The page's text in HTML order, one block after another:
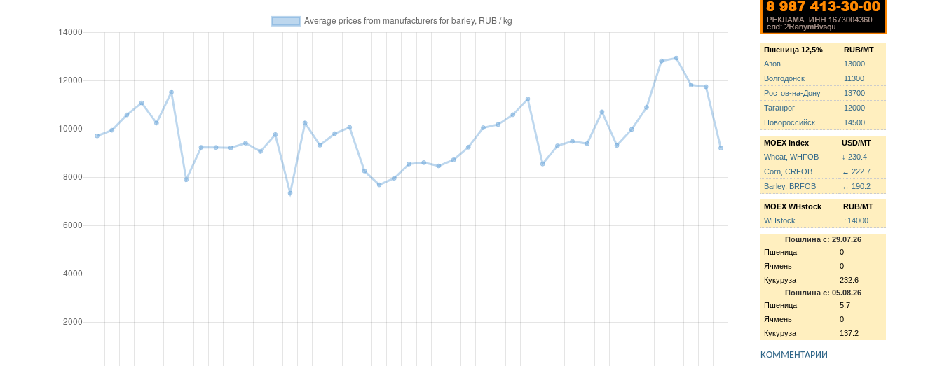
Пшеница 12,5%
RUB/MT
Азов
13000
Волгодонск
11300
Ростов-на-Дону
13700
Таганрог
12000
Новороссийск
14500
MOEX Index
USD/MT
Wheat, WHFOB
↓ 230.4
Corn, CRFOB
↔ 222.7
Barley, BRFOB
↔ 190.2
MOEX WHstock
RUB/MT
WHstock
↑14000
Пошлина с: 29.07.26
Пшеница
0
Ячмень
0
Кукуруза
232.6
Пошлина с: 05.08.26
Пшеница
5.7
Ячмень
0
Кукуруза
137.2
КОММЕНТАРИИ